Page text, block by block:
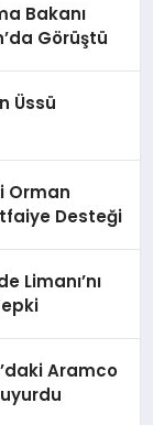
Bakanı
Görüştü
Üssü
Orman
Desteği
Limanı’nı
Aramco